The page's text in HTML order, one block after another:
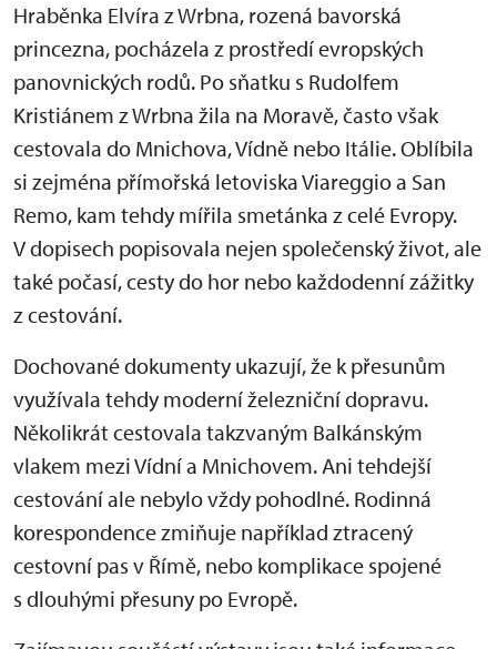
Hraběnka Elvíra z Wrbna, rozená bavorská
princezna, pocházela z prostředí evropských
panovnických rodů. Po sňatku s Rudolfem
Kristiánem z Wrbna žila na Moravě, často však
cestovala do Mnichova, Vídně nebo Itálie. Oblíbila
si zejména přímořská letoviska Viareggio a San
Remo, kam tehdy mířila smetánka z celé Evropy.
V dopisech popisovala nejen společenský život, ale
také počasí, cesty do hor nebo každodenní zážitky
z cestování.
Dochované dokumenty ukazují, že k přesunům
využívala tehdy moderní železniční dopravu.
Několikrát cestovala takzvaným Balkánským
vlakem mezi Vídní a Mnichovem. Ani tehdejší
cestování ale nebylo vždy pohodlné. Rodinná
korespondence zmiňuje například ztracený
cestovní pas v Římě, nebo komplikace spojené
s dlouhými přesuny po Evropě.